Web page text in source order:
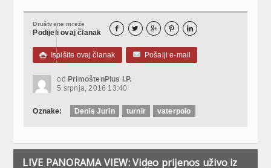
Društvene mreže
Podijeli ovaj članak     
 Ispišite ovaj članak Pošalji e-mail
od PrimoštenPlus I.P.
5 srpnja, 2016 13:40
Oznake: Denis Jurin turnir vaterpolo
LIVE PANORAMA VIEW: Video prijenos uživo iz